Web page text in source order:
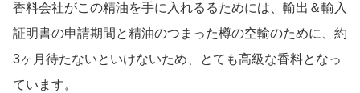
香料会社がこの精油を手に入れるるためには、輸出＆輸入
証明書の申請期間と精油のつまった樽の空輸のために、約
3ヶ月待たないといけないため、とても高級な香料となっ
ています。